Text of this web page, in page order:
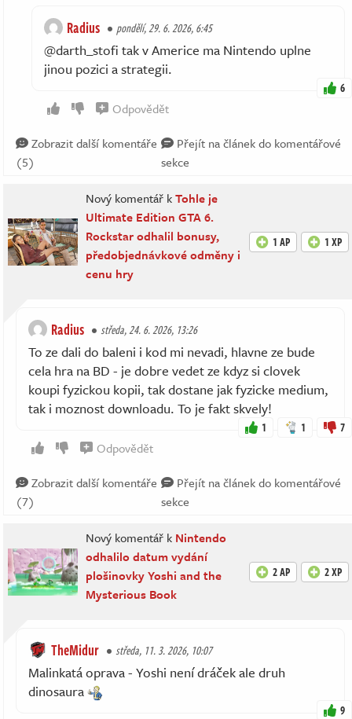
Radius pondělí, 29. 6. 2026, 6:45
@darth_stofi tak v Americe ma Nintendo uplne
jinou pozici a strategii.
6
Odpovědět
Zobrazit další komentáře
(5)
Přejít na článek do komentářové
sekce
Nový komentář kTohle je
Ultimate Edition GTA 6.
Rockstar odhalil bonusy,
předobjednávkové odměny i
cenu hry
1 AP 1 XP
Radius středa, 24. 6. 2026, 13:26
To ze dali do baleni i kod mi nevadi, hlavne ze bude
cela hra na BD - je dobre vedet ze kdyz si clovek
koupi fyzickou kopii, tak dostane jak fyzicke medium,
tak i moznost downloadu. To je fakt skvely!
1 1 7
Odpovědět
Zobrazit další komentáře
(7)
Přejít na článek do komentářové
sekce
Nový komentář k Nintendo
odhalilo datum vydání
plošinovky Yoshi and the
Mysterious Book
2 AP 2 XP
TheMidur středa, 11. 3. 2026, 10:07
Malinkatá oprava - Yoshi není dráček ale druh
dinosaura
9